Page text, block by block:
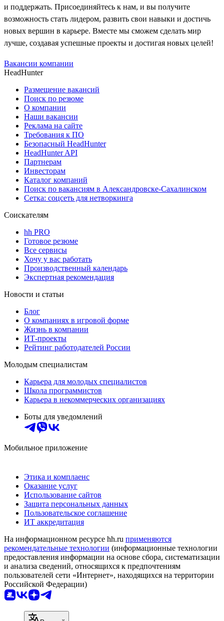
и поддержать. Присоединяйтесь к нам, и вы получите
возможность стать лидером, развить свои навыки и достичь
новых вершин в карьере. Вместе мы сможем сделать мир
лучше, создавая успешные проекты и достигая новых целей!
Вакансии компании
HeadHunter
Размещение вакансий
Поиск по резюме
О компании
Наши вакансии
Реклама на сайте
Требования к ПО
Безопасный HeadHunter
HeadHunter API
Партнерам
Инвесторам
Каталог компаний
Поиск по вакансиям в Александровске-Сахалинском
Сетка: соцсеть для нетворкинга
Соискателям
hh PRO
Готовое резюме
Все сервисы
Хочу у вас работать
Производственный календарь
Экспертная рекомендация
Новости и статьи
Блог
О компаниях в игровой форме
Жизнь в компании
ИТ-проекты
Рейтинг работодателей России
Молодым специалистам
Карьера для молодых специалистов
Школа программистов
Карьера в некоммерческих организациях
Боты для уведомлений
Мобильное приложение
Этика и комплаенс
Оказание услуг
Использование сайтов
Защита персональных данных
Пользовательское соглашение
ИТ аккредитация
На информационном ресурсе hh.ru применяются
рекомендательные технологии (информационные технологии
предоставления информации на основе сбора, систематизации
и анализа сведений, относящихся к предпочтениям
пользователей сети «Интернет», находящихся на территории
Российской Федерации)